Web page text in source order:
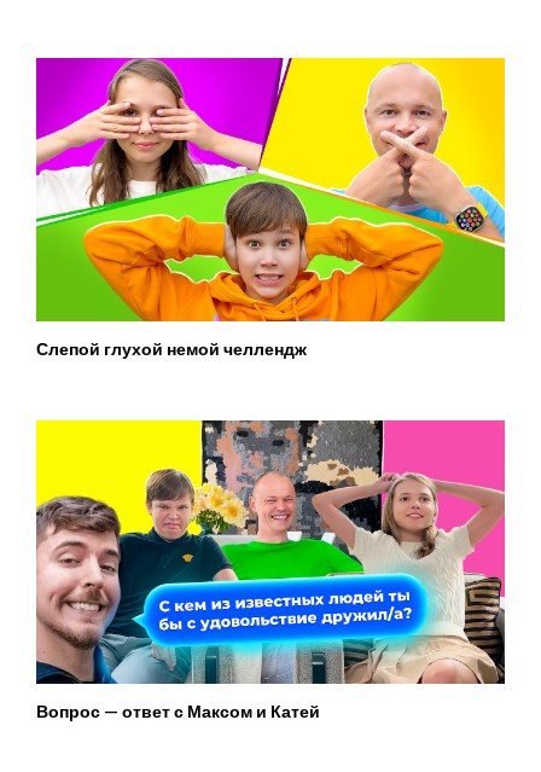
Слепой глухой немой челлендж
Вопрос — ответ с Максом и Катей